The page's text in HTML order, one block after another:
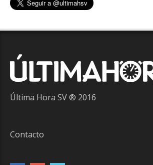
Última Hora SV ® 2016
Contacto